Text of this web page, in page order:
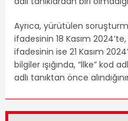
Ayrıca, yürütülen
ifadesinin 18 Kasım 2024’te,
ifadesinin ise 21 Kasım
bilgiler ışığında, “İlke” kod
adlı tanıktan önce